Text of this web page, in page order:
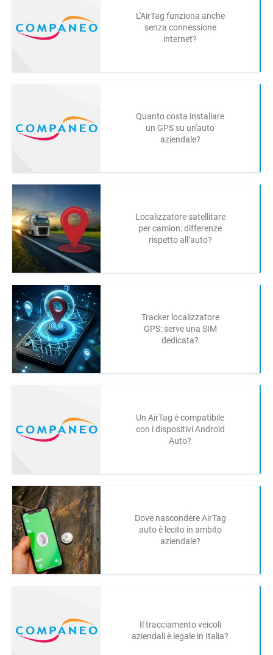
L'AirTag funziona anche
senza connessione
internet?
Quanto costa installare
un GPS su un'auto
aziendale?
Localizzatore satellitare
per camion: differenze
rispetto all’auto?
Tracker localizzatore
GPS: serve una SIM
dedicata?
Un AirTag è compatibile
con i dispositivi Android
Auto?
Dove nascondere AirTag
auto è lecito in ambito
aziendale?
Il tracciamento veicoli
aziendali è legale in Italia?